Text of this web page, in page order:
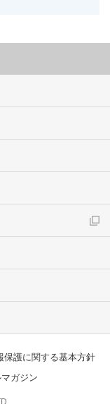
保護に関する基本方針
ガジン